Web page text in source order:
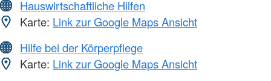
Hauswirtschaftliche Hilfen
Karte: Link zur Google Maps Ansicht
Hilfe bei der Körperpflege
Karte: Link zur Google Maps Ansicht